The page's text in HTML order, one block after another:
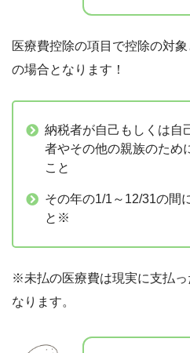
医療費控除の項目で控除の対
の場合となります！
納税者が自己もしくは自
者やその他の親族のため
こと
その年の1/1～12/31の間
と※
※未払の医療費は現実に支払
なります。